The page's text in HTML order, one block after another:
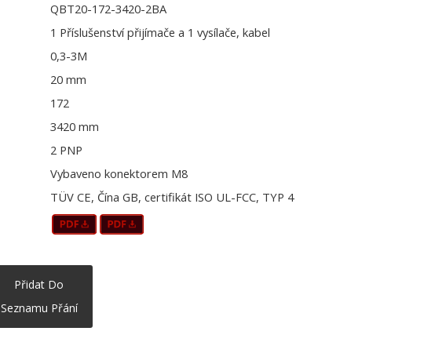
QBT20-172-3420-2BA
1 Příslušenství přijímače a 1 vysílače, kabel
0,3-3M
20 mm
172
3420 mm
2 PNP
Vybaveno konektorem M8
TÜV CE, Čína GB, certifikát ISO UL-FCC, TYP 4
Přidat Do
Seznamu Přání